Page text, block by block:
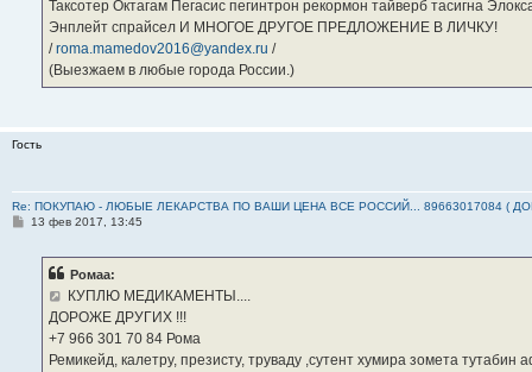
Таксотер Октагам Пегасис пегинтрон рекормон тайверб тасигна
Энплейт спрайсел И МНОГОЕ ДРУГОЕ ПРЕДЛОЖЕНИЕ В ЛИЧКУ!
/roma.mamedov2016@yandex.ru /
(Выезжаем в любые города России.)
Гость
Re: ПОКУПАЮ - ЛЮБЫЕ ЛЕКАРСТВА ПО ВАШИ ЦЕНА ВСЕ РОССИЙ... 89663017084 (
С13 фев 2017, 13:45
Ромаа:
КУПЛЮ МЕДИКАМЕНТЫ....
ДОРОЖЕ ДРУГИХ !!!
‪+7 966 301 70 84‬ Рома
Ремикейд, калетру, презисту, труваду ,сутент хумира зомета